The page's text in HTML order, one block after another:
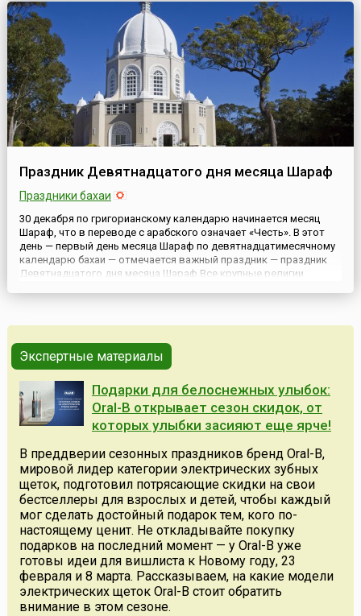
18...
Праздник Девятнадцатого дня месяца Шараф
Праздники бахаи
30 декабря по григорианскому календарю начинается месяц
Шараф, что в переводе с арабского означает «Честь». В этот
день — первый день месяца Шараф по девятнадцатимесячному
календарю бахаи — отмечается важный праздник — праздник
Девятнадцатого дня месяца Шараф.Все крупные религии
Экспертные материалы
Подарки для белоснежных улыбок:
Oral-B открывает сезон скидок, от
которых улыбки засияют еще ярче!
В преддверии сезонных праздников бренд Oral-B,
мировой лидер категории электрических зубных
щеток, подготовил потрясающие скидки на свои
бестселлеры для взрослых и детей, чтобы каждый
мог сделать достойный подарок тем, кого по-
настоящему ценит. Не откладывайте покупку
подарков на последний момент — у Oral-B уже
готовы идеи для вишлиста к Новому году, 23
февраля и 8 марта. Рассказываем, на какие модели
электрических щеток Oral-B стоит обратить
внимание в этом сезоне.